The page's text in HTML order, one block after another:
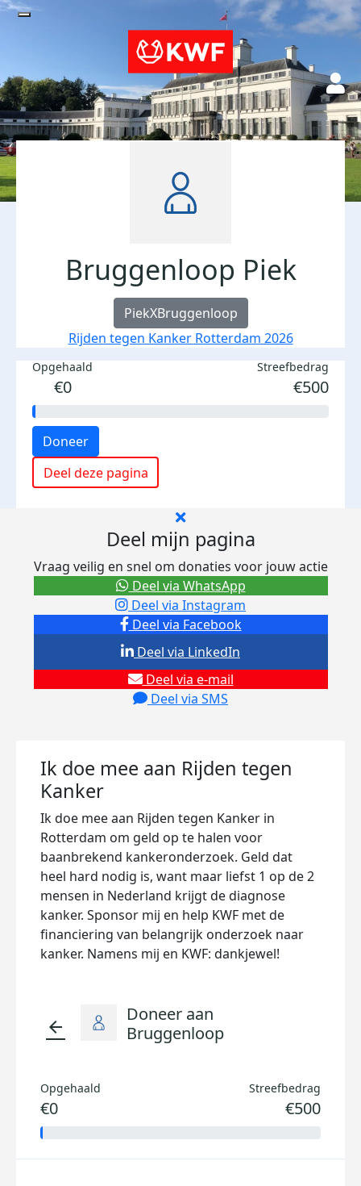
Bruggenloop Piek
PiekXBruggenloop
Rijden tegen Kanker Rotterdam 2026
Opgehaald
€0
Streefbedrag
€500
Doneer
Deel deze pagina
Deel mijn pagina
Vraag veilig en snel om donaties voor jouw actie
Deel via Facebook
Deel via Instagram
Deel via e-mail
Deel via SMS
Deel via LinkedIn
Deel via WhatsApp
Ik doe mee aan Rijden tegen
Kanker
Ik doe mee aan Rijden tegen Kanker in
Rotterdam om geld op te halen voor
baanbrekend kankeronderzoek. Geld dat
heel hard nodig is, want maar liefst 1 op de 2
mensen in Nederland krijgt de diagnose
kanker. Sponsor mij en help KWF met de
financiering van belangrijk onderzoek naar
kanker. Namens mij en KWF: dankjewel!
arrow_back
Doneer aan
Bruggenloop
Opgehaald
€0
Streefbedrag
€500